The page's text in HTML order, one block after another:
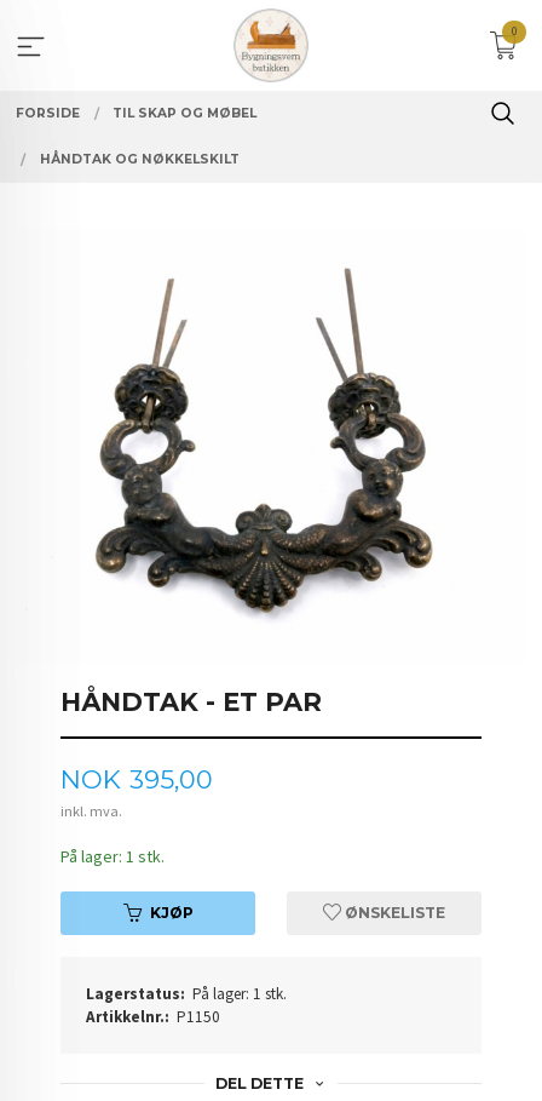
innholdet
0
FORSIDE TIL SKAP OG MØBEL
HÅNDTAK OG NØKKELSKILT
HÅNDTAK - ET PAR
Pris
NOK 395,00
inkl. mva.
På lager: 1 stk.
KJØP ØNSKELISTE
Lagerstatus: På lager: 1 stk.
Artikkelnr.: P1150
DEL DETTE